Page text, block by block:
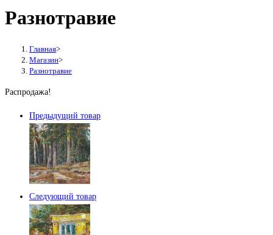
Разнотравие
Главная>
Магазин>
Разнотравие
Распродажа!
Предыдущий товар
Следующий товар